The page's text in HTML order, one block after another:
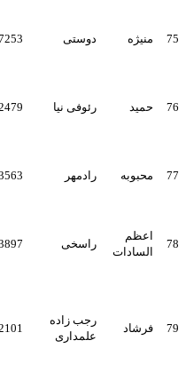
دوستی 7253 تهران
رئوفی نیا 2479 اصفهان
رادمهر 3563 تهران
راسخی 3897
رجب زاده
علمداری
2101 مازندران